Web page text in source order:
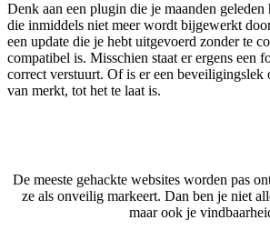
Denk aan een plugin die je maanden geleden
die inmiddels niet meer wordt bijgewerkt
een update die je hebt uitgevoerd zonder te
compatibel is. Misschien staat er ergens een
correct verstuurt. Of is er een beveiligingslek
van merkt, tot het te laat is.
De meeste gehackte websites worden pas
ze als onveilig markeert. Dan ben je niet
maar ook je